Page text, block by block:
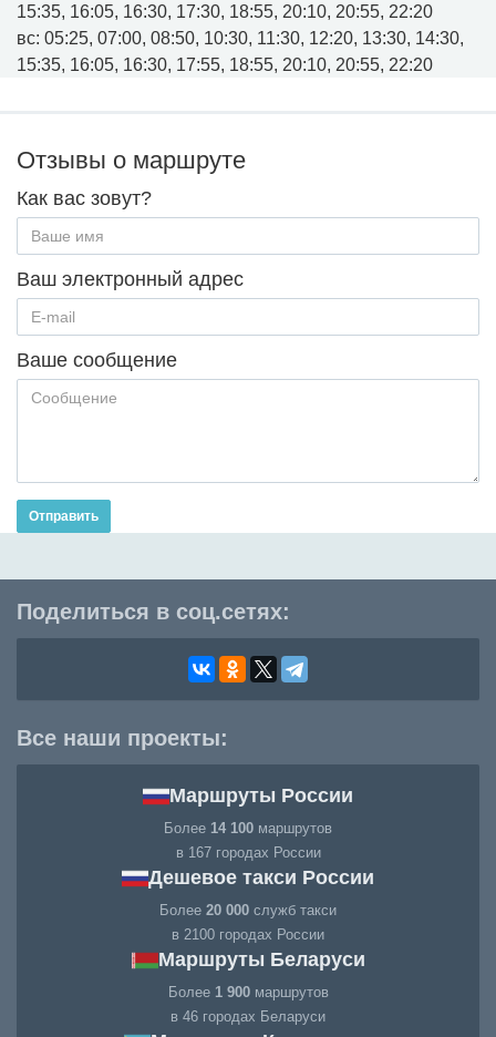
15:35, 16:05, 16:30, 17:30, 18:55, 20:10, 20:55, 22:20
вс: 05:25, 07:00, 08:50, 10:30, 11:30, 12:20, 13:30, 14:30,
15:35, 16:05, 16:30, 17:55, 18:55, 20:10, 20:55, 22:20
Отзывы о маршруте
Как вас зовут?
Ваш электронный адрес
Ваше сообщение
Отправить
Поделиться в соц.сетях:
Все наши проекты:
Маршруты России
Более 14 100 маршрутов
в 167 городах России
Дешевое такси России
Более 20 000 служб такси
в 2100 городах России
Маршруты Беларуси
Более 1 900маршрутов
в 46 городах Беларуси